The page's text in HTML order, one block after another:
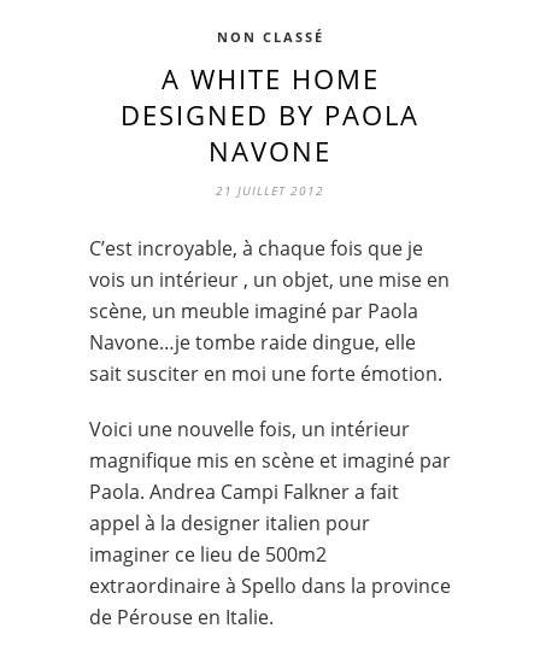
NON CLASSÉ
A WHITE HOME
DESIGNED BY PAOLA
NAVONE
21 JUILLET 2012
C’est incroyable, à chaque fois que je
vois un intérieur , un objet, une mise en
scène, un meuble imaginé par Paola
Navone…je tombe raide dingue, elle
sait susciter en moi une forte émotion.
Voici une nouvelle fois, un intérieur
magnifique mis en scène et imaginé par
Paola. Andrea Campi Falkner a fait
appel à la designer italien pour
imaginer ce lieu de 500m2
extraordinaire à Spello dans la province
de Pérouse en Italie.